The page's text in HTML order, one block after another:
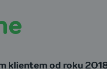
klientem od roku